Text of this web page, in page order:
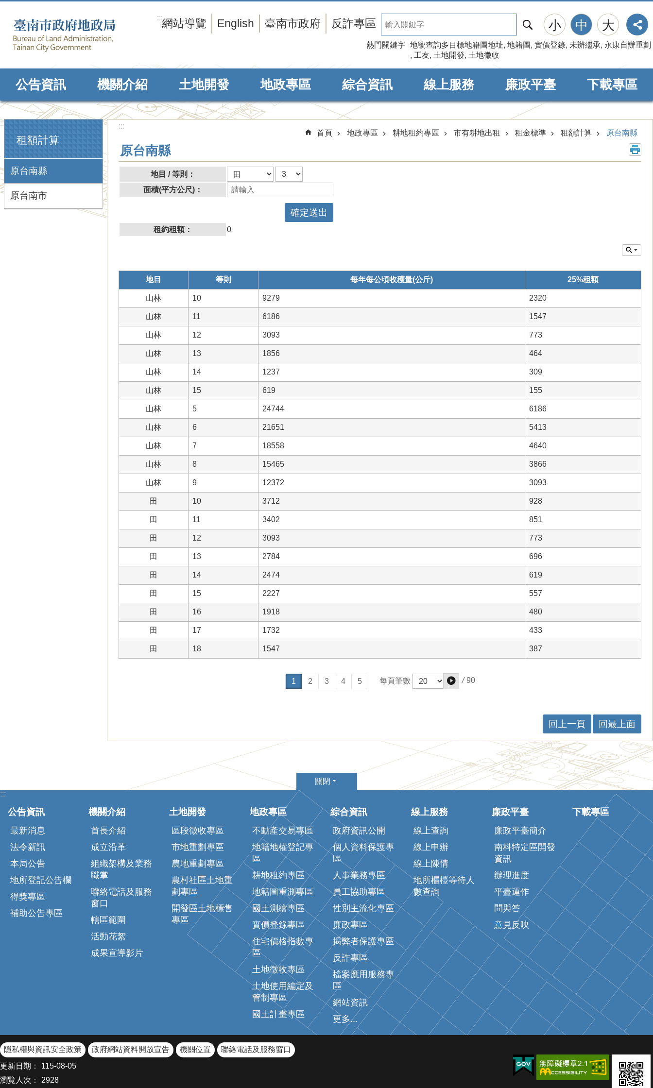
:::網站導覽 English 臺南市政府 反詐專區
尋
熱門關鍵字 地號查詢多目標地籍圖地址 地籍圖 實價登錄 未辦繼承 永康自辦重劃
工友 土地開發 土地徵收
小 中 大
公告資訊 機關介紹 土地開發 地政專區 綜合資訊 線上服務 廉政平臺 下載專區
:::
租額計算
原台南縣
原台南市
:::
首頁
地政專區 耕地租約專區 市有耕地出租 租金標準 租額計算 原台南縣
原台南縣
地目 / 等則：
面積(平方公尺)：
租約租額： 0
地目 等則 每年每公頃收穫量(公斤) 25%租額
山林 10 9279 2320
山林 11 6186 1547
山林 12 3093 773
山林 13 1856 464
山林 14 1237 309
山林 15 619 155
山林 5 24744 6186
山林 6 21651 5413
山林 7 18558 4640
山林 8 15465 3866
山林 9 12372 3093
田 10 3712 928
田 11 3402 851
田 12 3093 773
田 13 2784 696
田 14 2474 619
田 15 2227 557
田 16 1918 480
田 17 1732 433
田 18 1547 387
1 2 3 4 5 每頁筆數 / 90
回上一頁 回最上面
關閉
:::
公告資訊
最新消息
法令新訊
本局公告
地所登記公告欄
得獎專區
補助公告專區
機關介紹
首長介紹
成立沿革
組織架構及業務
職掌
聯絡電話及服務
窗口
轄區範圍
活動花絮
成果宣導影片
土地開發
區段徵收專區
市地重劃專區
農地重劃專區
農村社區土地重
劃專區
開發區土地標售
專區
地政專區
不動產交易專區
地籍地權登記專
區
耕地租約專區
地籍圖重測專區
國土測繪專區
實價登錄專區
住宅價格指數專
區
土地徵收專區
土地使用編定及
管制專區
國土計畫專區
綜合資訊
政府資訊公開
個人資料保護專
區
人事業務專區
員工協助專區
性別主流化專區
廉政專區
揭弊者保護專區
反詐專區
檔案應用服務專
區
網站資訊
更多...
線上服務
線上查詢
線上申辦
線上陳情
地所櫃檯等待人
數查詢
廉政平臺
廉政平臺簡介
南科特定區開發
資訊
辦理進度
平臺運作
問與答
意見反映
下載專區
隱私權與資訊安全政策 政府網站資料開放宣告 機關位置
聯絡電話及服務窗口
更新日期：
115-08-05
瀏覽人次：
2928